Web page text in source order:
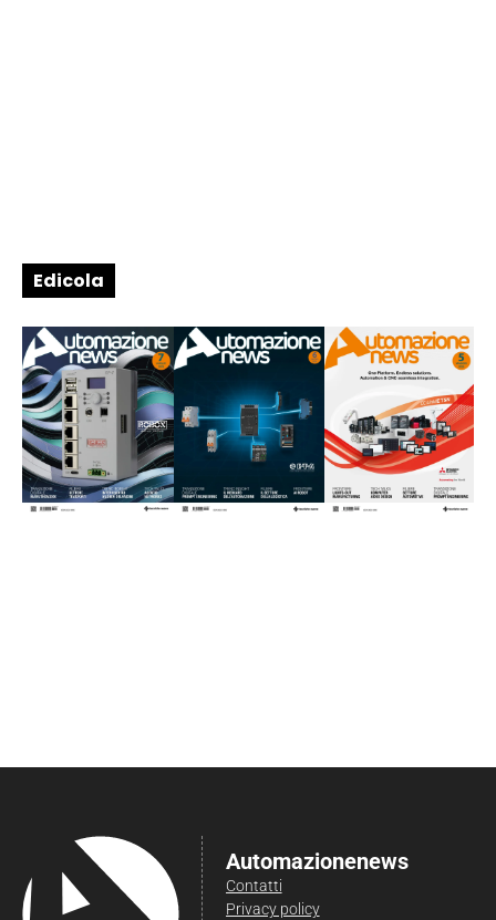
Edicola
Automazionenews
Contatti
Privacy policy